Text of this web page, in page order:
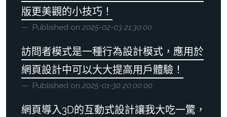
版更美觀的小技巧！
Published on 2025-02-03 21:30:00
訪問者模式是一種行為設計模式，應用於
網頁設計中可以大大提高用戶體驗！
Published on 2025-01-30 20:00:00
網頁導入3D的互動式設計讓我大吃一驚，